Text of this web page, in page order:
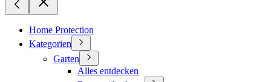
Home Protection
Kategorien
Garten
Alles entdecken